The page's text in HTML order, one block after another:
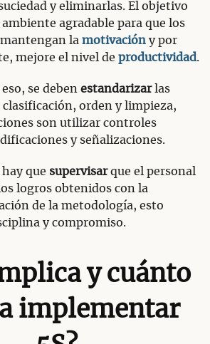
y eliminarlas. El objetivo
agradable para que los
la motivación y por
mejore el nivel de productividad.
se deben estandarizarlas
clasificación, orden y limpieza,
son utilizar controles
y señalizaciones.
que supervisarque el personal
logros obtenidos con la
de la metodología, esto
y compromiso.
y cuánto
implementar